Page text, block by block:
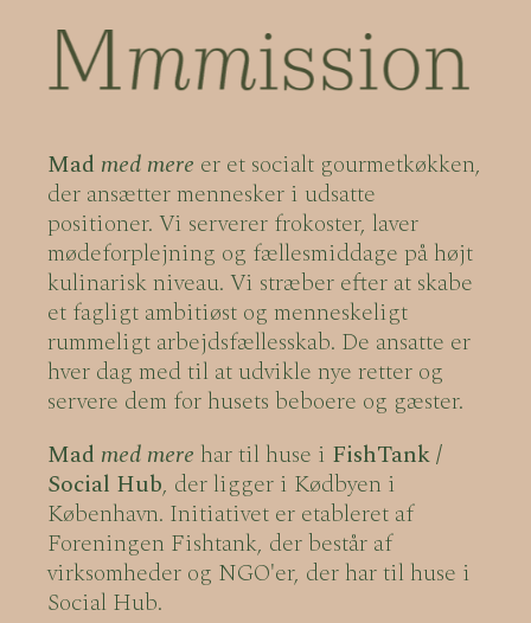
Mad med mere er et socialt gourmetkøkken,
der ansætter mennesker i udsatte
positioner. Vi serverer frokoster, laver
mødeforplejning og fællesmiddage på højt
kulinarisk niveau. Vi stræber efter at skabe
et fagligt ambitiøst og menneskeligt
rummeligt arbejdsfællesskab. De ansatte er
hver dag med til at udvikle nye retter og
servere dem for husets beboere og gæster.
Mad med mere har til huse i FishTank /
Social Hub, der ligger i Kødbyen i
København. Initiativet er etableret af
Foreningen Fishtank, der består af
virksomheder og NGO'er, der har til huse i
Social Hub.